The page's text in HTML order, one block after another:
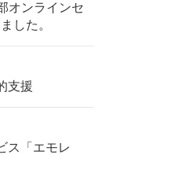
オンラインセ
した。
支援
ス「エモレ